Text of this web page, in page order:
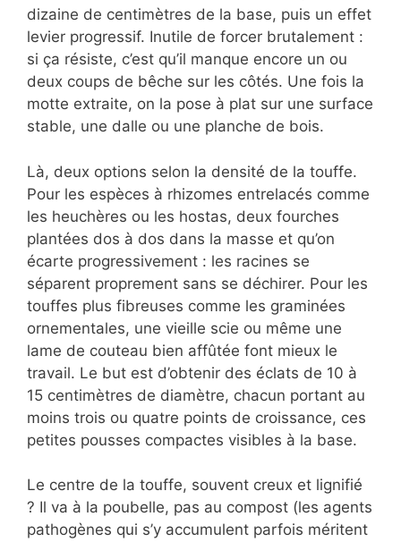
dizaine de centimètres de la base, puis un effet
levier progressif. Inutile de forcer brutalement :
si ça résiste, c’est qu’il manque encore un ou
deux coups de bêche sur les côtés. Une fois la
motte extraite, on la pose à plat sur une surface
stable, une dalle ou une planche de bois.
Là, deux options selon la densité de la touffe.
Pour les espèces à rhizomes entrelacés comme
les heuchères ou les hostas, deux fourches
plantées dos à dos dans la masse et qu’on
écarte progressivement : les racines se
séparent proprement sans se déchirer. Pour les
touffes plus fibreuses comme les graminées
ornementales, une vieille scie ou même une
lame de couteau bien affûtée font mieux le
travail. Le but est d’obtenir des éclats de 10 à
15 centimètres de diamètre, chacun portant au
moins trois ou quatre points de croissance, ces
petites pousses compactes visibles à la base.
Le centre de la touffe, souvent creux et lignifié
? Il va à la poubelle, pas au compost (les agents
pathogènes qui s’y accumulent parfois méritent